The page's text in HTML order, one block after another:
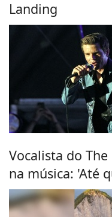
Landing
Vocalista do
na música: 'Até